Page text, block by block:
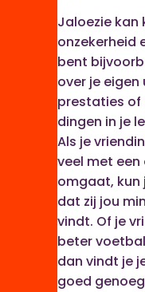
Jaloezie kan
onzekerheid
bent
over je eigen
prestaties of
dingen in je
Als je
veel met een
omgaat, kun
dat zij jou
vindt. Of je
beter
dan vindt je
goed